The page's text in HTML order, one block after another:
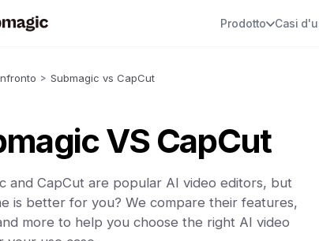
Prodotto Casi
> Submagic vs CapCut
VS CapCut
and CapCut are popular AI video editors, but
is better for you? We compare their features,
more to help you choose the right AI video